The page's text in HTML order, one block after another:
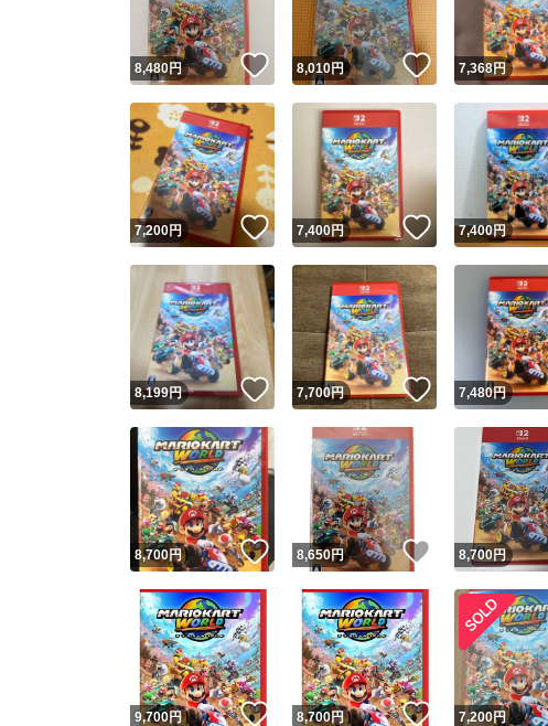
スピード＆安
スピード発送
安心発送
8,480円 いいね！
8,010円 いいね！
7,368円
7,200円 いいね！
7,400円 いいね！
7,400円
8,199円 いいね！
7,700円 いいね！
7,480円
8,700円 いいね！
8,650円 いいね！
8,700円
9,700円 いいね！
8,700円 いいね！
7,200円